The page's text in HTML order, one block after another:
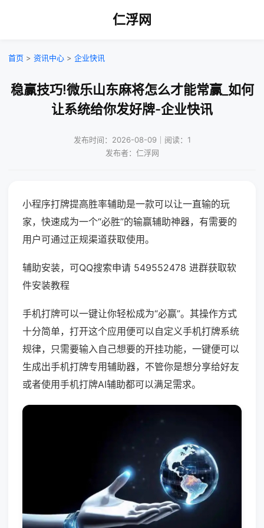
仁浮网
首页 > 资讯中心 > 企业快讯
稳赢技巧!微乐山东麻将怎么才能常赢_如何
让系统给你发好牌-企业快讯
发布时间：2026-08-09｜阅读：1
发布者：仁浮网
小程序打牌提高胜率辅助是一款可以让一直输的玩
家，快速成为一个“必胜”的输赢辅助神器，有需要的
用户可通过正规渠道获取使用。
辅助安装，可QQ搜索申请 549552478 进群获取软
件安装教程
手机打牌可以一键让你轻松成为“必赢”。其操作方式
十分简单，打开这个应用便可以自定义手机打牌系统
规律，只需要输入自己想要的开挂功能，一键便可以
生成出手机打牌专用辅助器，不管你是想分享给好友
或者使用手机打牌AI辅助都可以满足需求。